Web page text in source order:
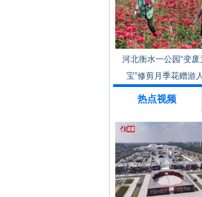
河北衡水一公园“变废
宝”修剪月季花赠游人
热点视频